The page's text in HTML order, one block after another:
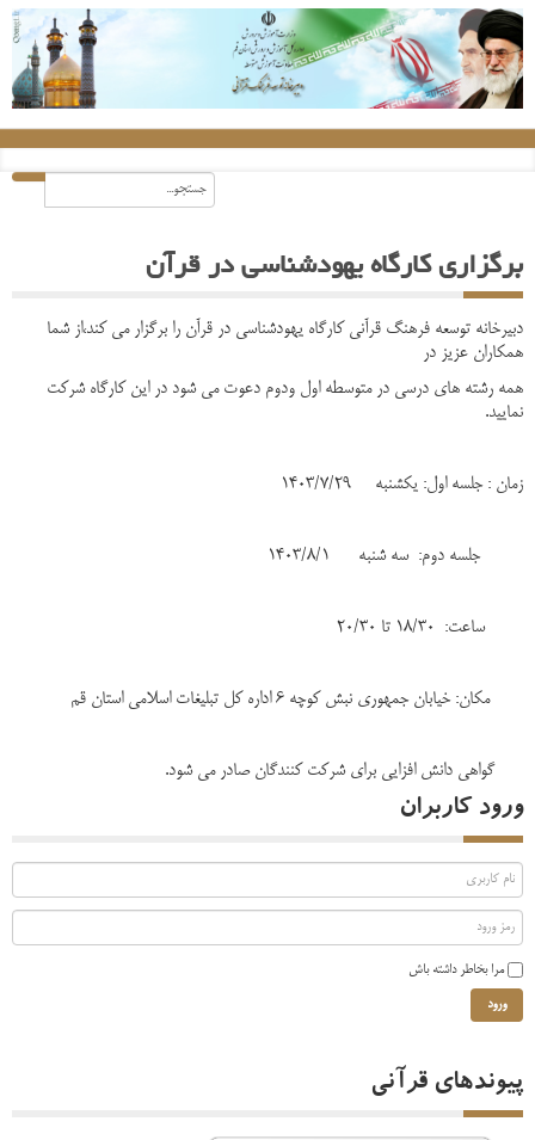
برگزاری کارگاه یهودشناسی در قرآن
دبیرخانه توسعه فرهنگ قرآنی کارگاه یهودشناسی در قرآن را برگزار می کند،از شما
همکاران عزیز در
همه رشته های درسی در متوسطه اول ودوم دعوت می شود در این کارگاه شرکت
نمایید.
زمان : جلسه اول: یکشنبه 1403/7/29
جلسه دوم: سه شنبه 1403/8/1
ساعت: 18/30 تا 20/30
مکان: خیابان جمهوری نبش کوچه 6 اداره کل تبلیغات اسلامی استان قم
گواهی دانش افزایی برای شرکت کنندگان صادر می شود.
ورود کاربران
مرا بخاطر داشته باش
ورود
پیوندهای قرآنی